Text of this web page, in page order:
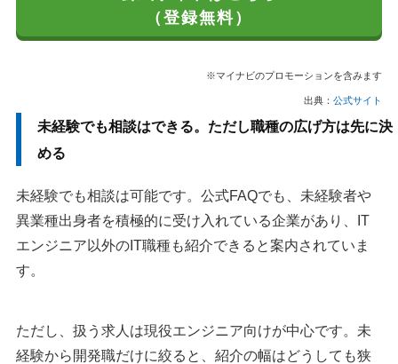
（登録無料）
※マイナビのプロモーションを含みます
出典： 公式サイト
未経験でも相談はできる。ただし職種の広げ方は先に決
める
未経験でも相談は可能です。公式FAQでも、未経験者や
異業種出身者を積極的に受け入れている企業があり、IT
エンジニア以外のIT職種も紹介できると案内されていま
す。
ただし、扱う求人は現役エンジニア向けが中心です。未
経験から開発職だけに絞ると、紹介の幅はどうしても狭